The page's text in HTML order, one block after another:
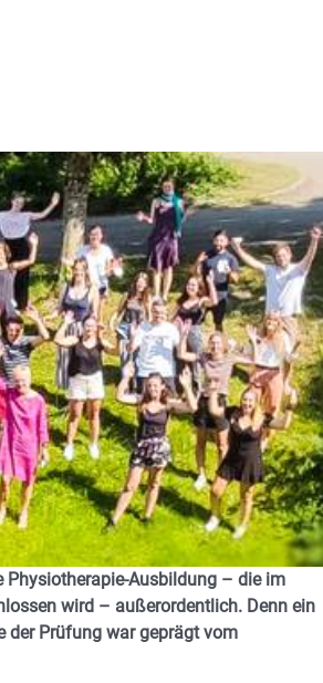
Physiotherapie-Ausbildung – die im
wird – außerordentlich. Denn ein
der Prüfung war geprägt vom